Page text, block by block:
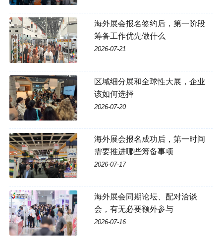
海外展会报名签约后，第一阶段
筹备工作优先做什么
2026-07-21
区域细分展和全球性大展，企业
该如何选择
2026-07-20
海外展会报名成功后，第一时间
需要推进哪些筹备事项
2026-07-17
海外展会同期论坛、配对洽谈
会，有无必要额外参与
2026-07-16